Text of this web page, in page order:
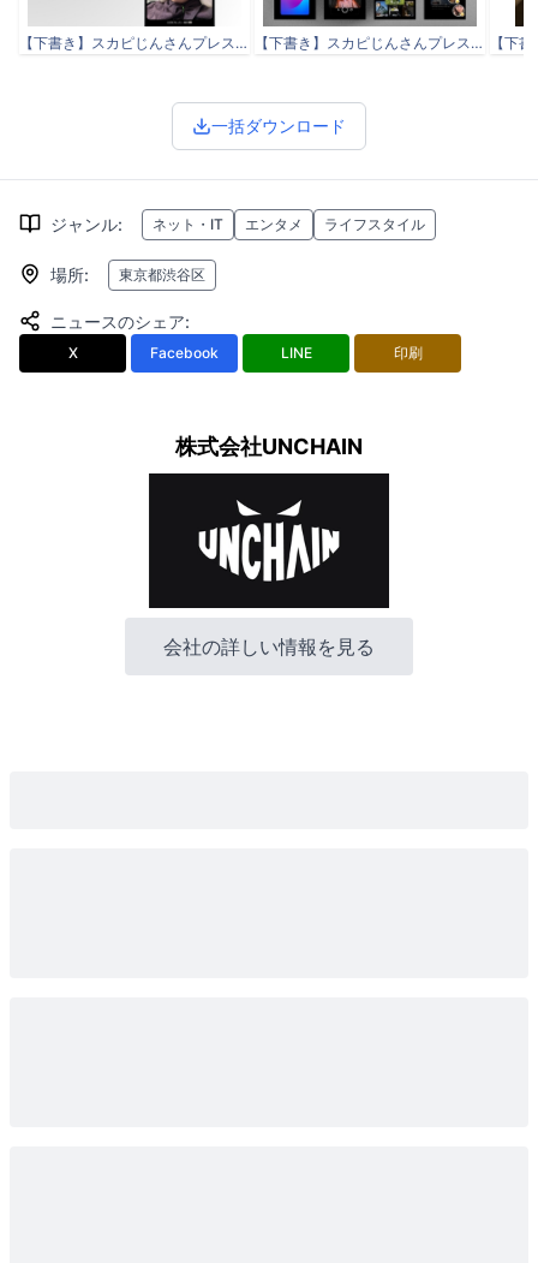
【下書き】スカピじんさんプレスリリース .docx-1.jpeg 【下書き】スカピじんさんプレスリリース .docx-2.jpeg
一括ダウンロード
ジャンル: ネット・IT エンタメ ライフスタイル
場所: 東京都渋谷区
ニュースのシェア:
X Facebook LINE 印刷
株式会社UNCHAIN
会社の詳しい情報を見る